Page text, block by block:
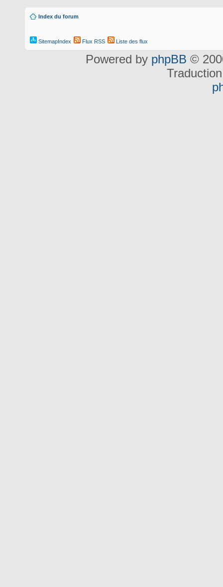
Index du forum
SitemapIndex Flux RSS Liste des flux
Powered by phpBB ©